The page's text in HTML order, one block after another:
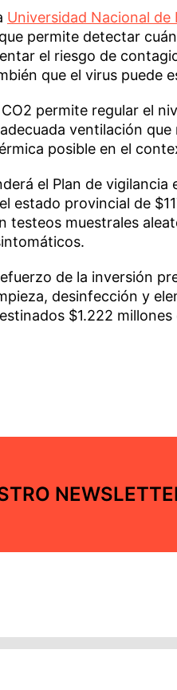
Universidad Nacional de
permite detectar
el riesgo de
que el virus puede
permite regular el
ventilación
posible en el
el Plan de vigilancia
estado provincial de
testeos muestrales
de la inversión
desinfección y
$1.222